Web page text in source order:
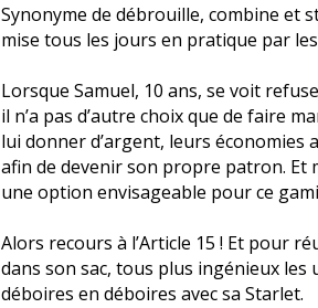
Synonyme de débrouille, combine et
mise tous les jours en pratique par
Lorsque Samuel, 10 ans, se voit
il n’a pas d’autre choix que de faire
lui donner d’argent, leurs économies
afin de devenir son propre patron. Et
une option envisageable pour ce
Alors recours à l’Article 15 ! Et pour
dans son sac, tous plus ingénieux les
déboires en déboires avec sa Starlet.